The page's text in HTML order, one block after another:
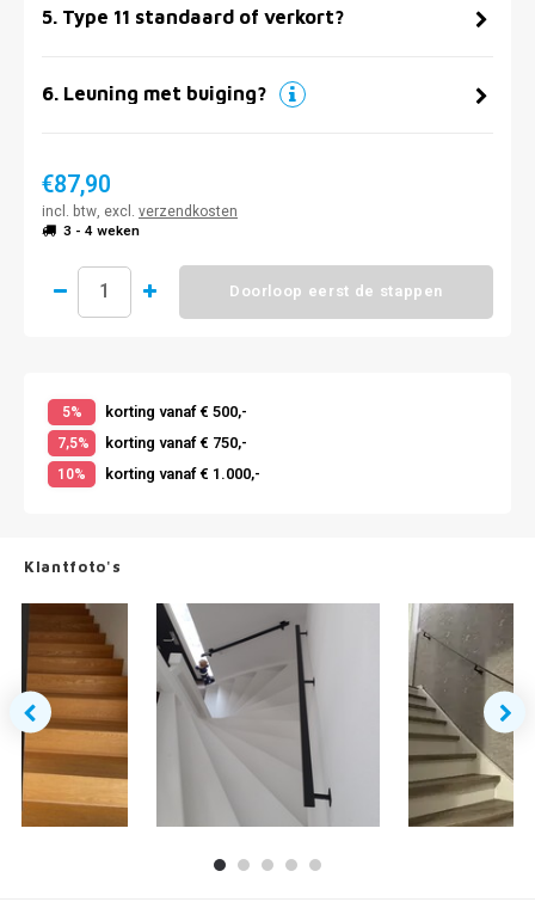
5. Type 11 standaard of verkort?
6. Leuning met buiging?
€87,90
incl. btw, excl. verzendkosten
3 - 4 weken
Doorloop eerst de stappen
5% korting vanaf € 500,-
7,5% korting vanaf € 750,-
10% korting vanaf € 1.000,-
Klantfoto's